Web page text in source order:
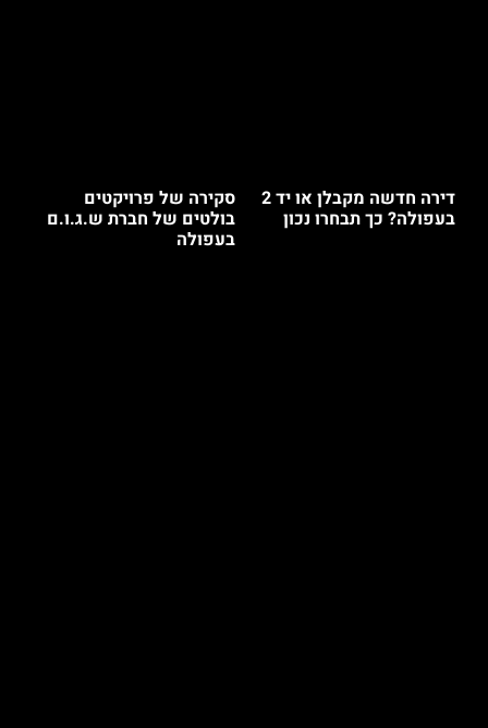
דירה חדשה מקבלן או יד 2
בעפולה? כך תבחרו נכון
סקירה של פרויקטים
בולטים של חברת ש.ג.ו.ם
בעפולה